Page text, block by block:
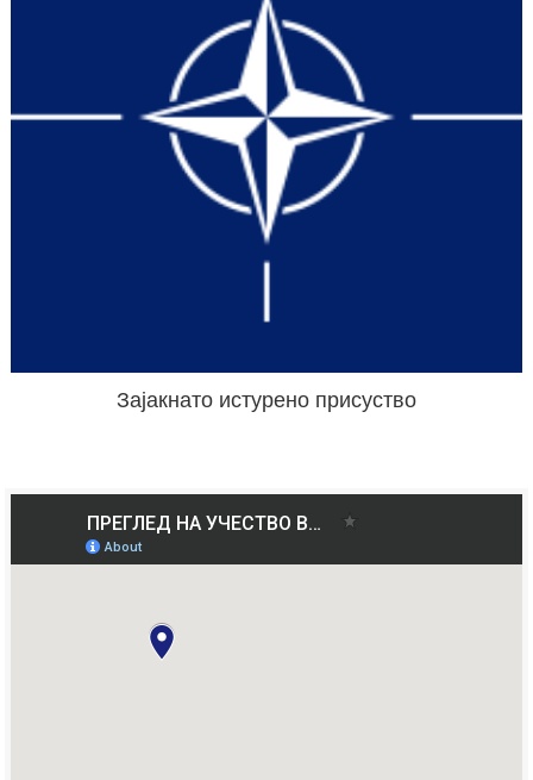
Зајакнато истурено присуство